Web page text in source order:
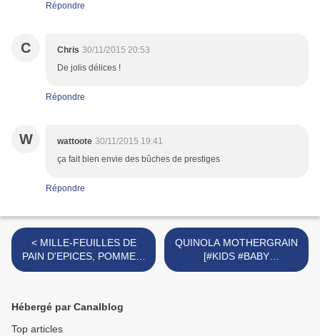
Répondre
C Chris 30/11/2015 20:53
De jolis délices !
Répondre
W wattoote 30/11/2015 19:41
ça fait bien envie des bûches de prestiges
Répondre
< MILLE-FEUILLES DE
PAIN D'EPICES, POMME &
MAROILLES [#CHTI
QUINOLA MOTHERGRAIN
[#KIDS #BABY
#DIVERSIFICATION
Hébergé par Canalblog
Top articles